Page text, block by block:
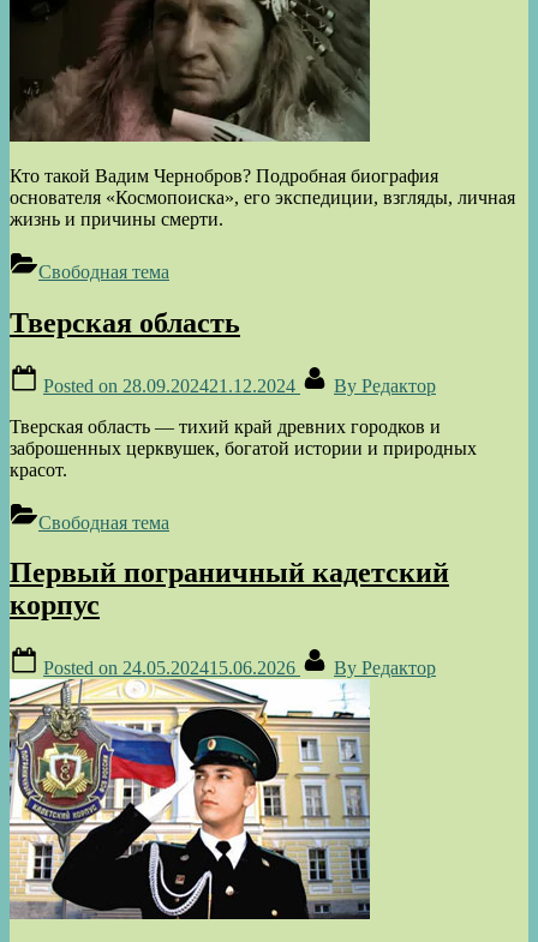
Кто такой Вадим Чернобров? Подробная биография
основателя «Космопоиска», его экспедиции, взгляды, личная
жизнь и причины смерти.
Свободная тема
Тверская область
Posted on 28.09.202421.12.2024 By Редактор
Тверская область — тихий край древних городков и
заброшенных церквушек, богатой истории и природных
красот.
Свободная тема
Первый пограничный кадетский
корпус
Posted on 24.05.202415.06.2026 By Редактор